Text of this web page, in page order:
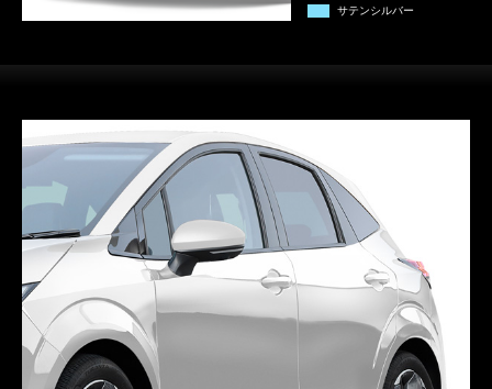
サテンシルバー